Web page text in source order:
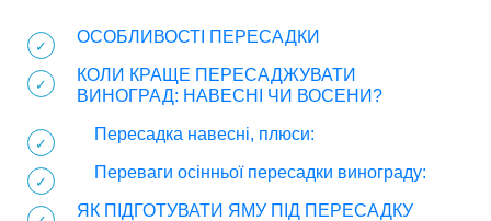
ОСОБЛИВОСТІ ПЕРЕСАДКИ
КОЛИ КРАЩЕ ПЕРЕСАДЖУВАТИ
ВИНОГРАД: НАВЕСНІ ЧИ ВОСЕНИ?
Пересадка навесні, плюси:
Переваги осінньої пересадки винограду:
ЯК ПІДГОТУВАТИ ЯМУ ПІД ПЕРЕСАДКУ